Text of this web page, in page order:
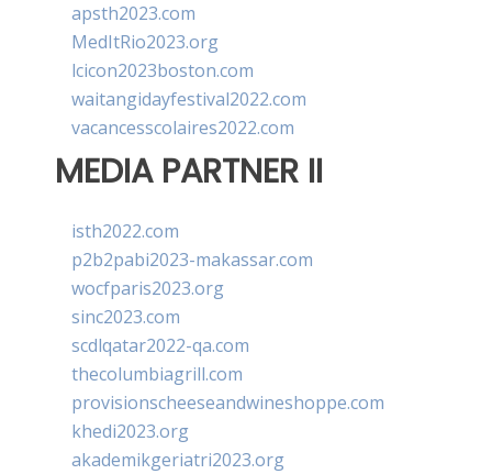
apsth2023.com
MedItRio2023.org
lcicon2023boston.com
waitangidayfestival2022.com
vacancesscolaires2022.com
MEDIA PARTNER II
isth2022.com
p2b2pabi2023-makassar.com
wocfparis2023.org
sinc2023.com
scdlqatar2022-qa.com
thecolumbiagrill.com
provisionscheeseandwineshoppe.com
khedi2023.org
akademikgeriatri2023.org